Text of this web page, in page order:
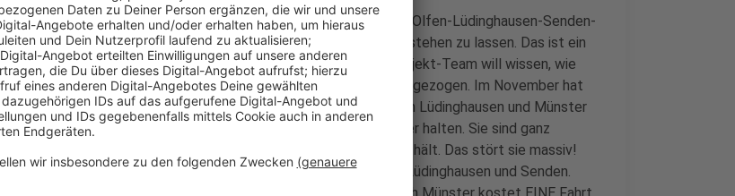
Der neue Expressbus, der seit dem Spätsommer auf der Strecke Olfen-Lüdinghausen-Senden-
Münster unterwegs ist, soll Sie dazu bringen, das Auto öfter mal stehen zu lassen. Das ist ein
Baustein des Projekt „Mobiles Münsterland“ des Kreises. Das Projekt-Team will wissen, wie
der Bus ankommt und hat heute Nachmittag eine Zwischenbilanz gezogen. Im November hat
das Busunternehmen Regionalverkehr 280 Busfahrgäste zwischen Lüdinghausen und Münster
gefragt, was sie von dem Expressbus zwischen Olfen und Münster halten. Sie sind ganz
zufrieden. ABER: Kunden erkennen nicht, wo der Bus als nächstes hält. Das stört sie massiv!
Sie wünschen sich eine bessere Verbindung in die Ortskerne von Lüdinghausen und Senden.